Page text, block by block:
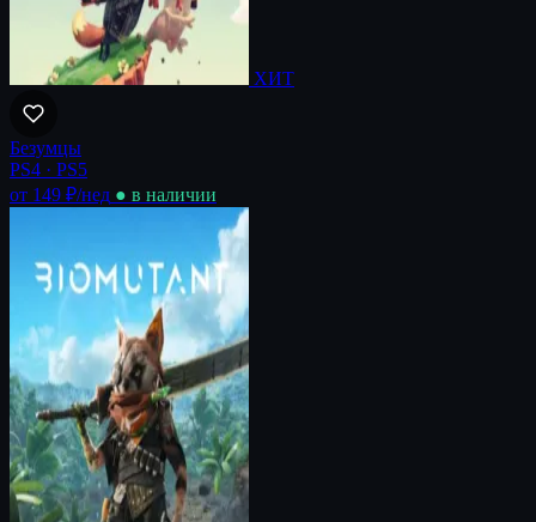
ХИТ
Безумцы
PS4 · PS5
от 149 ₽/нед ● в наличии